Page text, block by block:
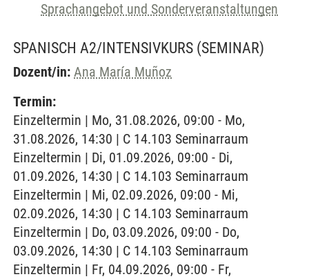
Sprachangebot und Sonderveranstaltungen
SPANISCH A2/INTENSIVKURS (SEMINAR)
Dozent/in: Ana María Muñoz
Termin:
Einzeltermin | Mo, 31.08.2026, 09:00 - Mo,
31.08.2026, 14:30 | C 14.103 Seminarraum
Einzeltermin | Di, 01.09.2026, 09:00 - Di,
01.09.2026, 14:30 | C 14.103 Seminarraum
Einzeltermin | Mi, 02.09.2026, 09:00 - Mi,
02.09.2026, 14:30 | C 14.103 Seminarraum
Einzeltermin | Do, 03.09.2026, 09:00 - Do,
03.09.2026, 14:30 | C 14.103 Seminarraum
Einzeltermin | Fr, 04.09.2026, 09:00 - Fr,